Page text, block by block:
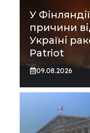
У
причини
Україні
Patriot
09.08.2026